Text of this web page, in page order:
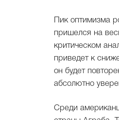
Пик оптимизма
пришелся на
критическом
приведет к
он будет
абсолютно
Среди